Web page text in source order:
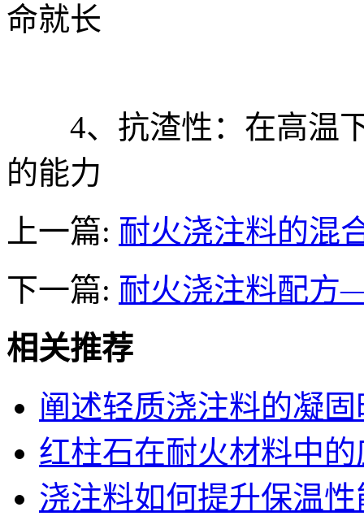
命就长
4、抗渣性：在高温下
的能力
上一篇: 耐火浇注料的混
下一篇: 耐火浇注料配
相关推荐
阐述轻质浇注料的凝
红柱石在耐火材料中的
浇注料如何提升保温性